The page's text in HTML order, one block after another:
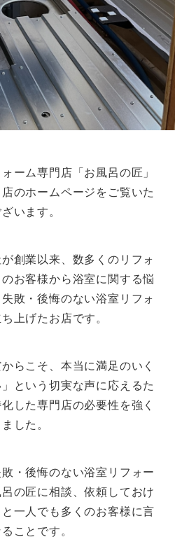
ーム専門店「お風呂の匠」
のホームページをご覧いた
います。
創業以来、数多くのリフォ
お客様から浴室に関する悩
敗・後悔のない浴室リフォ
上げたお店です。
らこそ、本当に満足のいく
という切実な声に応えるた
した専門店の必要性を強く
した。
・後悔のない浴室リフォー
の匠に相談、依頼しておけ
一人でも多くのお客様に言
ことです。